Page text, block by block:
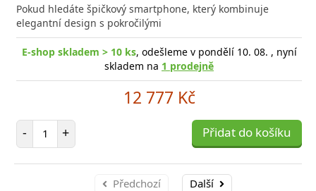
Pokud hledáte špičkový smartphone, který kombinuje
elegantní design s pokročilými
E-shop skladem > 10 ks, odešleme v pondělí 10. 08. , nyní
skladem na 1 prodejně
12 777 Kč
- Počet položek
+ Přidat do košíku
Předchozí Další